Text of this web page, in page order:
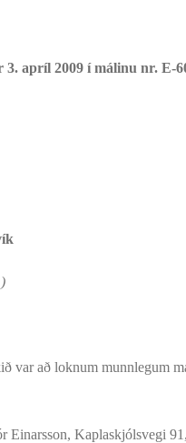
apríl 2009 í málinu nr. E-
að loknum munnlegum
Kaplaskjólsvegi